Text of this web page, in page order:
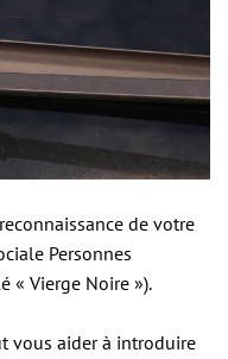
de votre
Personnes
« Vierge Noire »).
vous aider à introduire